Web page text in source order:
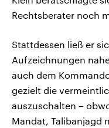
Rechtsberater noch
Stattdessen ließ er
Aufzeichnungen
auch dem
gezielt die
auszuschalten –
Mandat, Talibanjagd